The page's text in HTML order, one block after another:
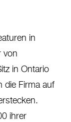
in
von
in Ontario
die Firma auf
ihrer